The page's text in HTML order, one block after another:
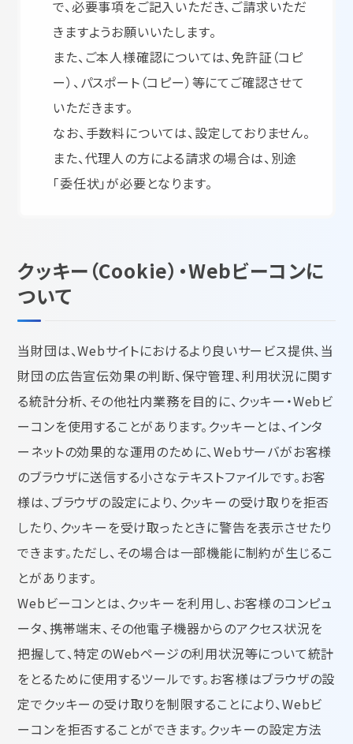
で、必要事項をご記入いただき、ご請求いただ
きますようお願いいたします。
また、ご本人様確認については、免許証（コピ
ー）、パスポート（コピー）等にてご確認させて
いただきます。
なお、手数料については、設定しておりません。
また、代理人の方による請求の場合は、別途
「委任状」が必要となります。
クッキー（Cookie）・Webビーコンに
ついて
当財団は、Webサイトにおけるより良いサービス提供、当
財団の広告宣伝効果の判断、保守管理、利用状況に関す
る統計分析、その他社内業務を目的に、クッキー・Webビ
ーコンを使用することがあります。クッキーとは、インタ
ーネットの効果的な運用のために、Webサーバがお客様
のブラウザに送信する小さなテキストファイルです。お客
様は、ブラウザの設定により、クッキーの受け取りを拒否
したり、クッキーを受け取ったときに警告を表示させたり
できます。ただし、その場合は一部機能に制約が生じるこ
とがあります。
Webビーコンとは、クッキーを利用し、お客様のコンピュ
ータ、携帯端末、その他電子機器からのアクセス状況を
把握して、特定のWebページの利用状況等について統計
をとるために使用するツールです。お客様はブラウザの設
定でクッキーの受け取りを制限することにより、Webビ
ーコンを拒否することができます。クッキーの設定方法